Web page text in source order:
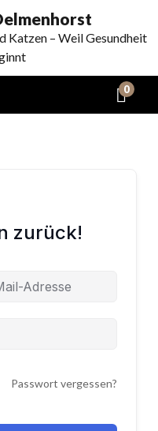
Katzen – Weil Gesundheit
0
zurück!
Passwort vergessen?